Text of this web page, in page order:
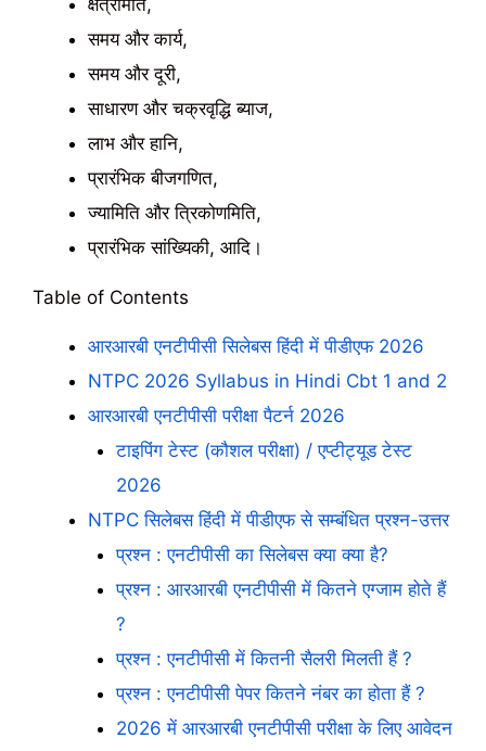
समय और कार्य,
समय और दूरी,
साधारण और चक्रवृद्धि ब्याज,
लाभ और हानि,
प्रारंभिक बीजगणित,
ज्यामिति और त्रिकोणमिति,
प्रारंभिक सांख्यिकी, आदि।
Table of Contents
आरआरबी एनटीपीसी सिलेबस हिंदी में पीडीएफ 2026
NTPC 2026 Syllabus in Hindi Cbt 1 and 2
आरआरबी एनटीपीसी परीक्षा पैटर्न 2026
टाइपिंग टेस्ट (कौशल परीक्षा) / एप्टीट्यूड टेस्ट
2026
NTPC सिलेबस हिंदी में पीडीएफ से सम्बंधित प्रश्न-उत्तर
प्रश्न : एनटीपीसी का सिलेबस क्या क्या है?
प्रश्न : आरआरबी एनटीपीसी में कितने एग्जाम होते हैं
?
प्रश्न : एनटीपीसी में कितनी सैलरी मिलती हैं ?
प्रश्न : एनटीपीसी पेपर कितने नंबर का होता हैं ?
2026 में आरआरबी एनटीपीसी परीक्षा के लिए आवेदन